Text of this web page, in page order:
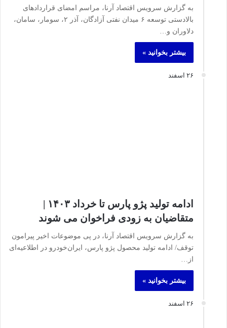
به گزارش سرویس اقتصاد آرنا، مراسم امضای قراردادهای
بالادستی توسعه ۶ میدان نفتی آزادگان، آذر ۲، سومار، سامان،
دلاوران و…
بیشتر بخوانید »
۲۶ اسفند
ادامه‌ تولید پژو پارس تا خرداد ١۴٠٣ |
متقاضیان به زودی فراخوان می شوند
به گزارش سرویس اقتصاد آرنا، در پی موضوعات اخیر پیرامون
توقف/ ادامه‌ تولید محصول پژو پارس، ایران‌خودرو در اطلاعیه‌ای
از…
بیشتر بخوانید »
۲۶ اسفند